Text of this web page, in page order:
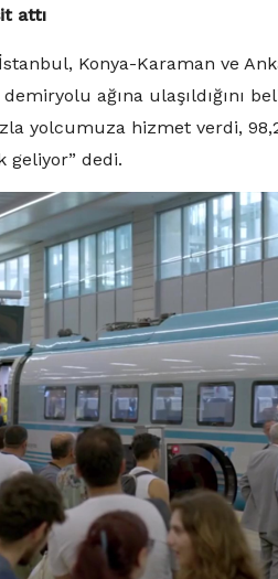
attı
Konya-Karaman ve
ağına ulaşıldığını
yolcumuza hizmet verdi,
geliyor” dedi.